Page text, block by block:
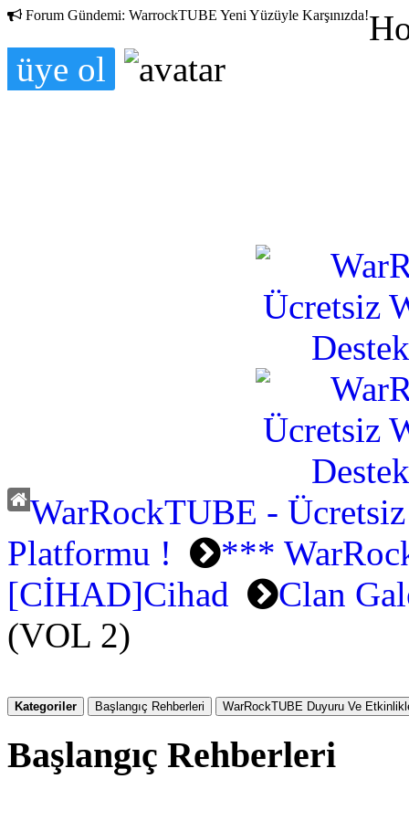
Forum Gündemi: WarrockTUBE Yeni Yüzüyle Karşınızda!
üye ol
WarRockTUBE -
Platformu !
***
[CİHAD]Cihad
Clan
(VOL 2)
Kategoriler Başlangıç Rehberleri WarRockTUBE Duyuru Ve
Başlangıç Rehberleri